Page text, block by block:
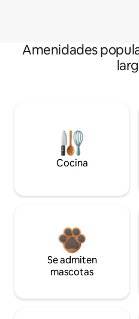
Amenidades
Cocina
Se admiten
mascotas